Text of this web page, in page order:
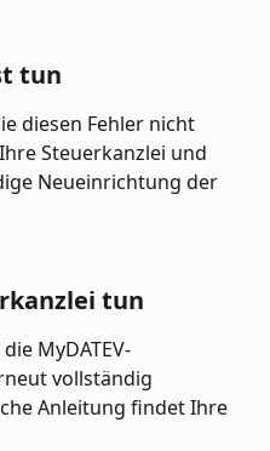
tun
diesen Fehler nicht
Steuerkanzlei und
Neueinrichtung der
tun
MyDATEV-
vollständig
Anleitung findet Ihre